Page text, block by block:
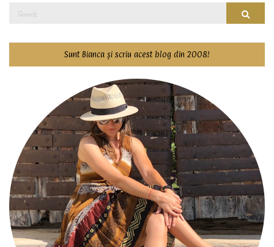
Sunt Bianca și scriu acest blog din 2008!